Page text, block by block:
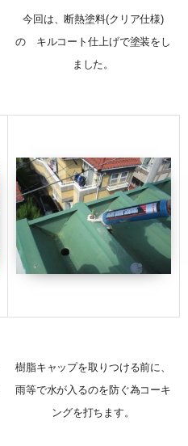
今回は、断熱塗料(クリア仕様)
の キルコート仕上げで塗装をし
ました。
樹脂キャップを取りつける前に、
雨等で水が入るのを防ぐ為コーキ
ングを打ちます。